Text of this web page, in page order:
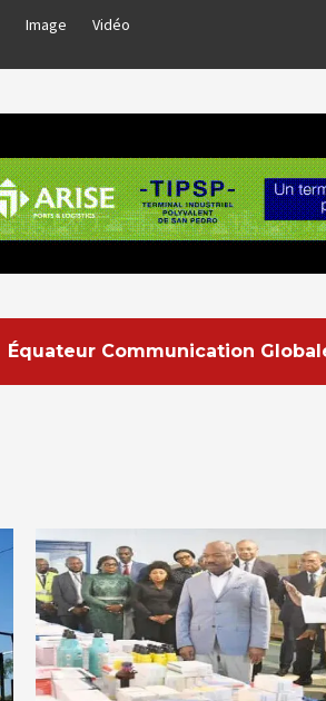
Image Vidéo
Équateur Communication